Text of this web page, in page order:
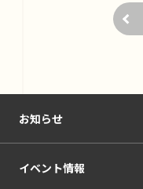
お知らせ
イベント情報